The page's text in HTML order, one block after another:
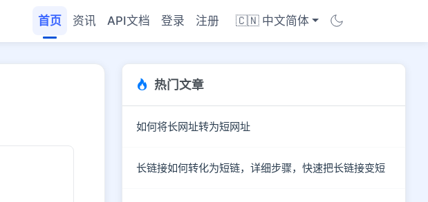
首页 资讯 API文档 登录 注册 🇨🇳 中文简体
热门文章
如何将长网址转为短网址
长链接如何转化为短链，详细步骤，快速把长链接变短